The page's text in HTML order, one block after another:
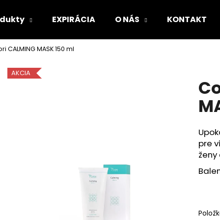
EXPIRÁCIA O NÁS KONTAKT
CALMING MASK 150 ml
pre
ženy
AKCIA
Čo potrebujete nájsť?